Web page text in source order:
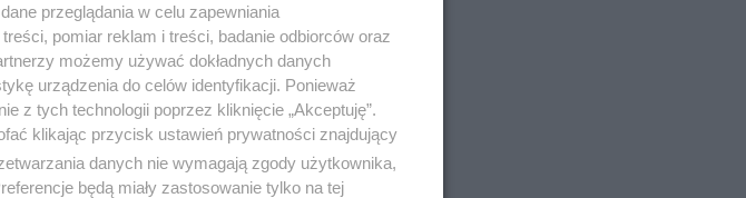
przeglądania w celu zapewniania
pomiar reklam i treści, badanie odbiorców oraz
możemy używać dokładnych danych
urządzenia do celów identyfikacji. Ponieważ
z tych technologii poprzez kliknięcie „Akceptuję”.
klikając przycisk ustawień prywatności znajdujący
danych nie wymagają zgody użytkownika,
będą miały zastosowanie tylko na tej